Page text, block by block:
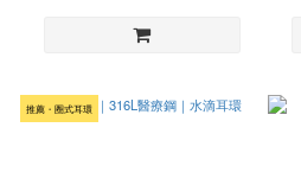
推薦・圈式耳環